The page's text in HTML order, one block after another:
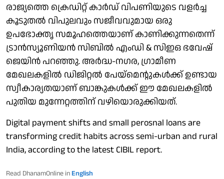
രാജ്യത്തെ ക്രെഡിറ്റ് കാര്‍ഡ് വിപണിയുടെ വളര്‍ച്ച
കൂടുതല്‍ വിപുലവും സജീവവുമായ ഒരു
ഉപഭോക്തൃ സമൂഹത്തെയാണ് കാണിക്കുന്നതെന്ന്
ട്രാന്‍സ്യൂണിയന്‍ സിബില്‍ എംഡി & സിഇഒ ഭവേഷ്
ജെയിന്‍ പറഞ്ഞു. അര്‍ദ്ധ-നഗര, ഗ്രാമീണ
മേഖലകളില്‍ ഡിജിറ്റല്‍ പേയ്മെന്റുകള്‍ക്ക് ഉണ്ടായ
സ്വീകാര്യതയാണ് ബാങ്കുകള്‍ക്ക് ഈ മേഖലകളില്‍
പുതിയ മുന്നേറ്റത്തിന് വഴിയൊരുക്കിയത്.
Digital payment shifts and small perosnal loans are
transforming credit habits across semi-urban and rural
India, according to the latest CIBIL report.
Read DhanamOnline in English